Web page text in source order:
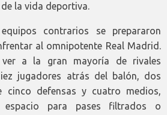
la vida deportiva.
contrarios se prepararon
al omnipotente Real Madrid.
a la gran mayoría de rivales
jugadores atrás del balón, dos
cinco defensas y cuatro medios,
para pases filtrados o